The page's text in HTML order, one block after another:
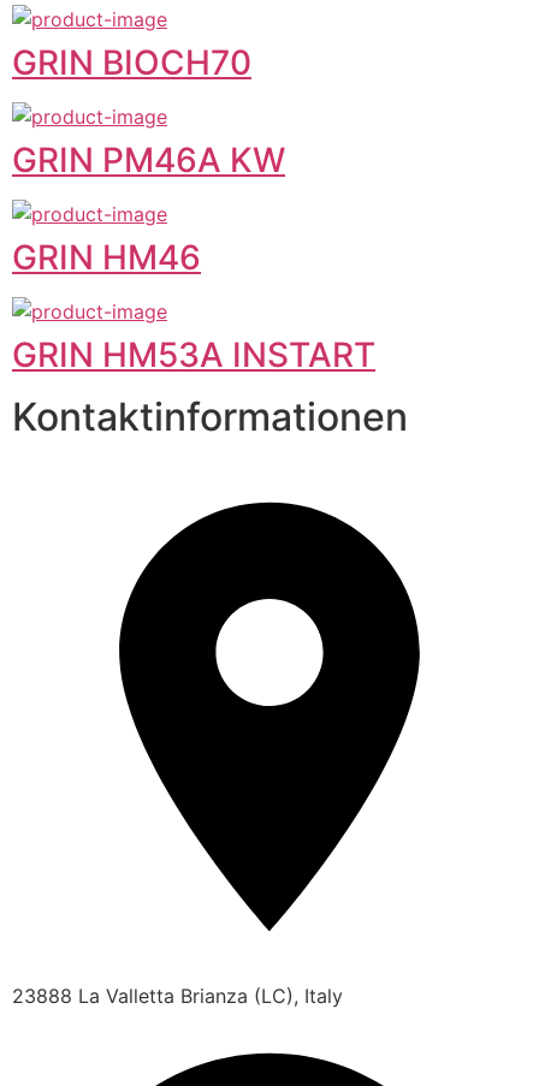
GRIN BIOCH70
GRIN PM46A KW
GRIN HM46
GRIN HM53A INSTART
Kontaktinformationen
23888 La Valletta Brianza (LC), Italy